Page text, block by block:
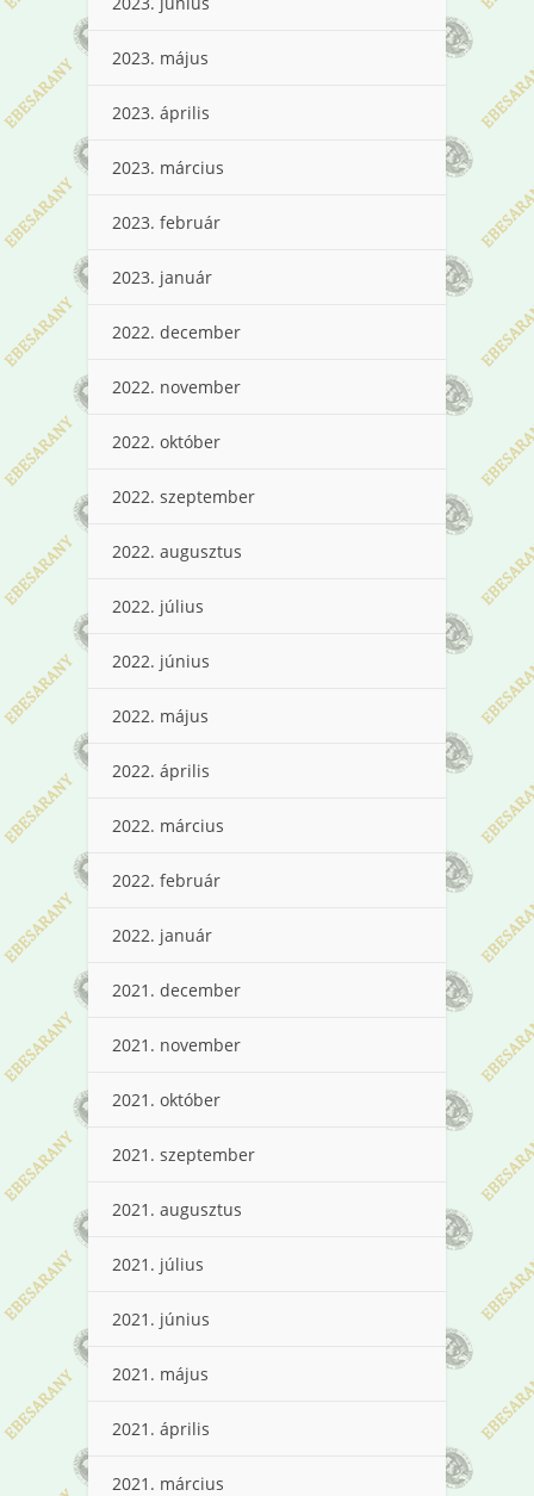
2023. május
2023. április
2023. március
2023. február
2023. január
2022. december
2022. november
2022. október
2022. szeptember
2022. augusztus
2022. július
2022. június
2022. május
2022. április
2022. március
2022. február
2022. január
2021. december
2021. november
2021. október
2021. szeptember
2021. augusztus
2021. július
2021. június
2021. május
2021. április
2021. március